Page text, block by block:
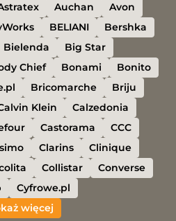
Auchan
Avon
BELIANI
Bershka
Bielenda
Big Star
Chief Bonami
Bonito
Bricomarche
Briju
Klein
Calzedonia
Castorama
CCC
Clarins
Clinique
Collistar
Converse
Cyfrowe.pl
więcej